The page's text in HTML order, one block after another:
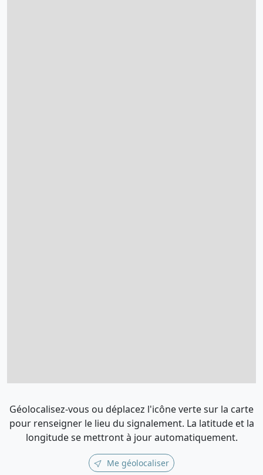
Géolocalisez-vous ou déplacez l'icône verte sur la carte
pour renseigner le lieu du signalement. La latitude et la
longitude se mettront à jour automatiquement.
Me géolocaliser